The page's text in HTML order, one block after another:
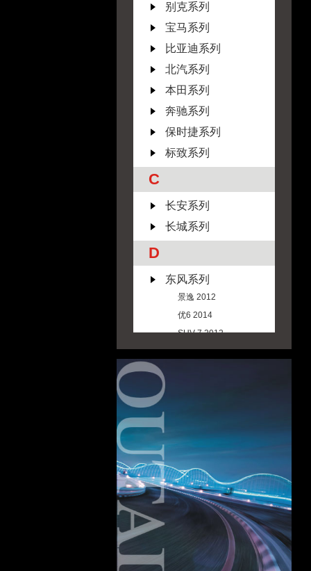
别克系列
宝马系列
比亚迪系列
北汽系列
本田系列
奔驰系列
保时捷系列
标致系列
C
长安系列
长城系列
D
东风系列
景逸 2012
优6 2014
SUV 7 2012
SUV 7 2014
道奇系列
F
G